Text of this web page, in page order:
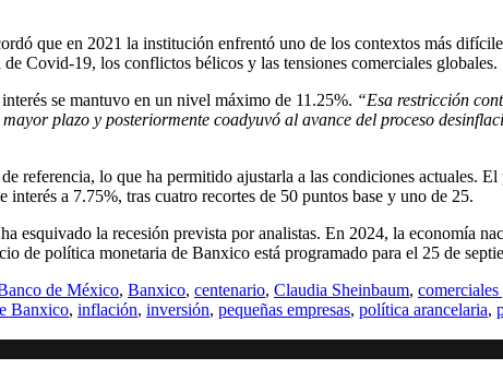
que en 2021 la institución enfrentó uno de los contextos más
Covid-19, los conflictos bélicos y las tensiones comerciales globales.
se mantuvo en un nivel máximo de 11.25%. “Esa restricción
plazo y posteriormente coadyuvó al avance del proceso
referencia, lo que ha permitido ajustarla a las condiciones actuales. El
a 7.75%, tras cuatro recortes de 50 puntos base y uno de 25.
esquivado la recesión prevista por analistas. En 2024, la economía
de política monetaria de Banxico está programado para el 25 de
de México, Banxico, centenario, Claudia Sheinbaum,
Banxico, inflación, inversión, pequeñas empresas, política arancelaria,